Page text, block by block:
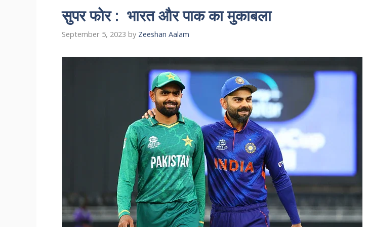
सुपर फोर : भारत और पाक का मुकाबला
September 5, 2023 by Zeeshan Aalam